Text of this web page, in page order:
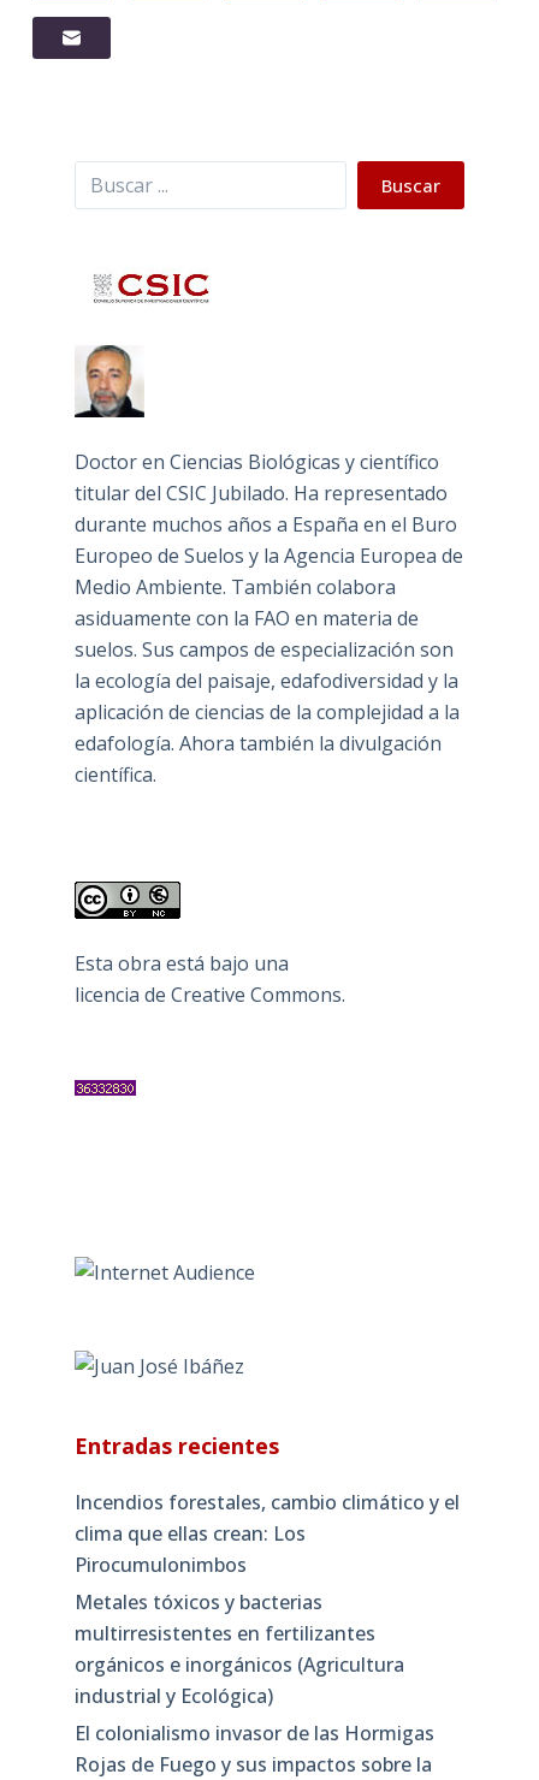
Buscar Buscar
Doctor en Ciencias Biológicas y científico
titular del CSIC Jubilado. Ha representado
durante muchos años a España en el Buro
Europeo de Suelos y la Agencia Europea de
Medio Ambiente. También colabora
asiduamente con la FAO en materia de
suelos. Sus campos de especialización son
la ecología del paisaje, edafodiversidad y la
aplicación de ciencias de la complejidad a la
edafología. Ahora también la divulgación
científica.
Esta obra está bajo una
licencia de Creative Commons.
Entradas recientes
Incendios forestales, cambio climático y el
clima que ellas crean: Los
Pirocumulonimbos
Metales tóxicos y bacterias
multirresistentes en fertilizantes
orgánicos e inorgánicos (Agricultura
industrial y Ecológica)
El colonialismo invasor de las Hormigas
Rojas de Fuego y sus impactos sobre la